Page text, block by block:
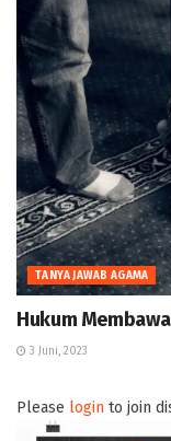
TANYA JAWAB AGAMA
Hukum
3 Juni, 2023
Please login to join